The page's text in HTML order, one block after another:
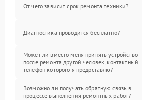
От чего зависит срок ремонта техники?
Диагностика проводится бесплатно?
Может ли вместо меня принять устройство
после ремонта другой человек, контактный
телефон которого я предоставлю?
Возможно ли получать обратную связь в
процессе выполнения ремонтных работ?